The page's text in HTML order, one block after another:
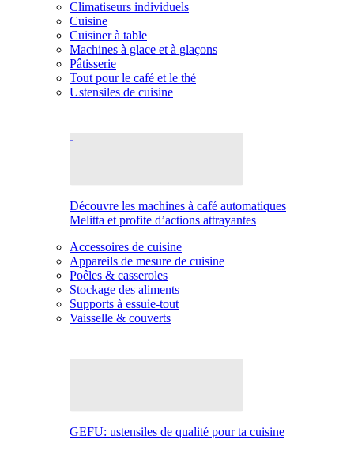
Climatiseurs individuels
Cuisine
Cuisiner à table
Machines à glace et à glaçons
Pâtisserie
Tout pour le café et le thé
Ustensiles de cuisine
Découvre les machines à café automatiques
Melitta et profite d’actions attrayantes
Accessoires de cuisine
Appareils de mesure de cuisine
Poêles & casseroles
Stockage des aliments
Supports à essuie-tout
Vaisselle & couverts
GEFU: ustensiles de qualité pour ta cuisine